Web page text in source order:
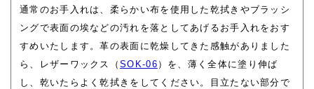
通常のお手入れは、柔らかい布を使用した乾拭きやブラッシ
ングで表面の埃などの汚れを落としてあげるお手入れをおす
すめいたします。革の表面に乾燥してきた感触がありました
ら、レザーワックス（SOK-06 ）を、薄く全体に塗り伸ば
し、乾いたらよく乾拭きをしてください。目立たない部分で